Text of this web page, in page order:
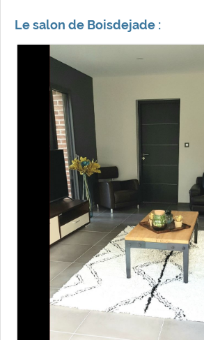
Le salon de Boisdejade :